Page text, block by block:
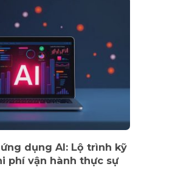
dụng AI: Lộ trình kỹ
phí vận hành thực sự